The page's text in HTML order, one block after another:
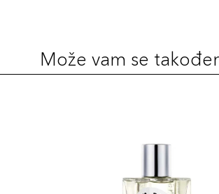
Može vam se